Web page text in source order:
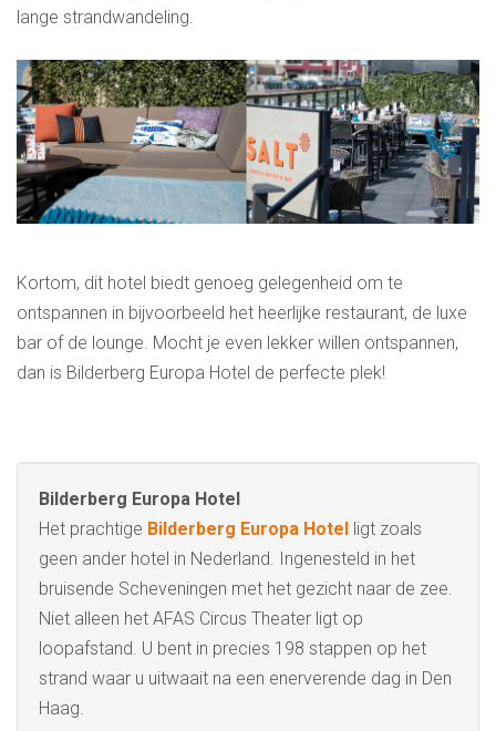
lange strandwandeling.
Kortom, dit hotel biedt genoeg gelegenheid om te
ontspannen in bijvoorbeeld het heerlijke restaurant, de luxe
bar of de lounge. Mocht je even lekker willen ontspannen,
dan is Bilderberg Europa Hotel de perfecte plek!
Bilderberg Europa Hotel
Het prachtige Bilderberg Europa Hotel ligt zoals
geen ander hotel in Nederland. Ingenesteld in het
bruisende Scheveningen met het gezicht naar de zee.
Niet alleen het AFAS Circus Theater ligt op
loopafstand. U bent in precies 198 stappen op het
strand waar u uitwaait na een enerverende dag in Den
Haag.